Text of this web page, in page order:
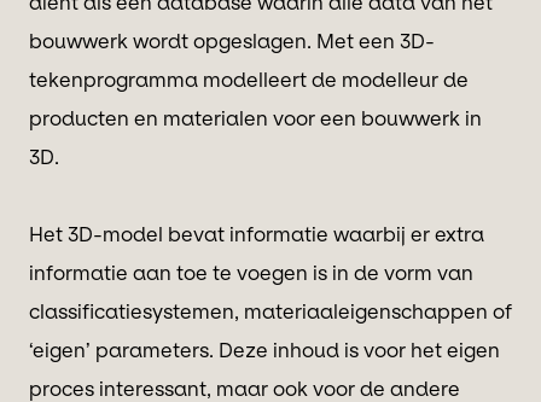
bouwwerk wordt opgeslagen. Met een 3D-
tekenprogramma modelleert de modelleur de
producten en materialen voor een bouwwerk in
3D.
Het 3D-model bevat informatie waarbij er extra
informatie aan toe te voegen is in de vorm van
classificatiesystemen, materiaaleigenschappen of
‘eigen’ parameters. Deze inhoud is voor het eigen
proces interessant, maar ook voor de andere